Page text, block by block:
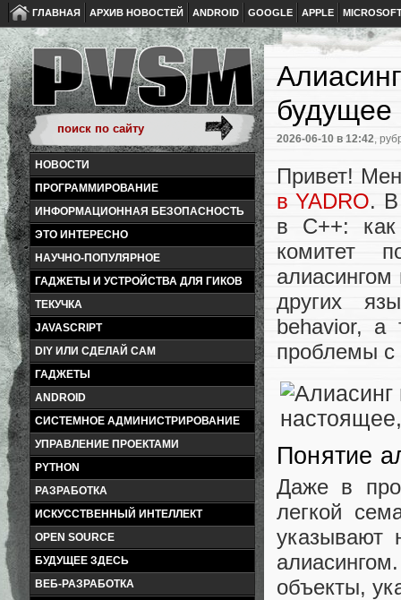
ГЛАВНАЯ АРХИВ НОВОСТЕЙ ANDROID GOOGLE APPLE
НОВОСТИ
ПРОГРАММИРОВАНИЕ
ИНФОРМАЦИОННАЯ БЕЗОПАСНОСТЬ
ЭТО ИНТЕРЕСНО
НАУЧНО-ПОПУЛЯРНОЕ
ГАДЖЕТЫ И УСТРОЙСТВА ДЛЯ ГИКОВ
ТЕКУЧКА
JAVASCRIPT
DIY ИЛИ СДЕЛАЙ САМ
ГАДЖЕТЫ
ANDROID
СИСТЕМНОЕ АДМИНИСТРИРОВАНИЕ
УПРАВЛЕНИЕ ПРОЕКТАМИ
PYTHON
РАЗРАБОТКА
ИСКУССТВЕННЫЙ ИНТЕЛЛЕКТ
OPEN SOURCE
БУДУЩЕЕ ЗДЕСЬ
ВЕБ-РАЗРАБОТКА
будущее
2026-06-10 в 12:42,
Привет!
в YADRO. В
в C++:
комитет
других
behavior, а
проблемы с
Понятие
Даже в
легкой
объекты,